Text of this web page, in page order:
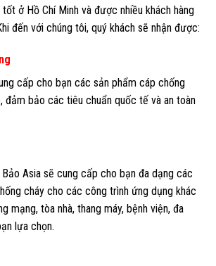
tốt ở Hồ Chí Minh và được nhiều khách hàng
đến với chúng tôi, quý khách sẽ nhận được:
cấp cho bạn các sản phẩm cáp chống
đảm bảo các tiêu chuẩn quốc tế và an toàn
Asia sẽ cung cấp cho bạn đa dạng các
cháy cho các công trình ứng dụng khác
mạng, tòa nhà, thang máy, bệnh viện, đa
lựa chọn.